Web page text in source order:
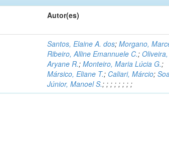
Autor(es)
Santos, Elaine A. dos;Morgano,
Ribeiro, Alline Emannuele C.;Oliveira,
Aryane R.;Monteiro, Maria Lúcia G.;
Mársico, Eliane T.; Caliari, Márcio;
Júnior, Manoel S.;;;;;;;;